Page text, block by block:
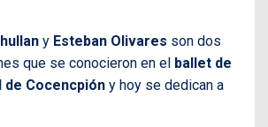
y Esteban Olivares son dos
que se conocieron en el ballet de
de Cocencpión y hoy se dedican a